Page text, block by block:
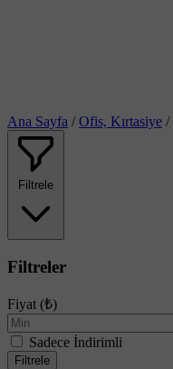
Ana Sayfa / Ofis, Kırtasiye /
Filtrele
Filtreler
Fiyat (₺)
Sadece İndirimli
Filtrele